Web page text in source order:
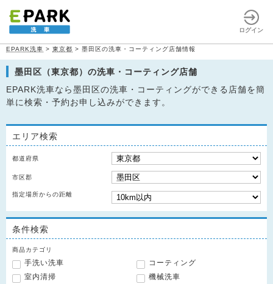
ログイン
EPARK洗車 > 東京都 > 墨田区の洗車・コーティング店舗情報
墨田区（東京都）の洗車・コーティング店舗
EPARK洗車なら墨田区の洗車・コーティングができる店舗を簡
単に検索・予約お申し込みができます。
エリア検索
都道府県
市区郡
指定場所からの距離
条件検索
商品カテゴリ
手洗い洗車
コーティング
室内清掃
機械洗車